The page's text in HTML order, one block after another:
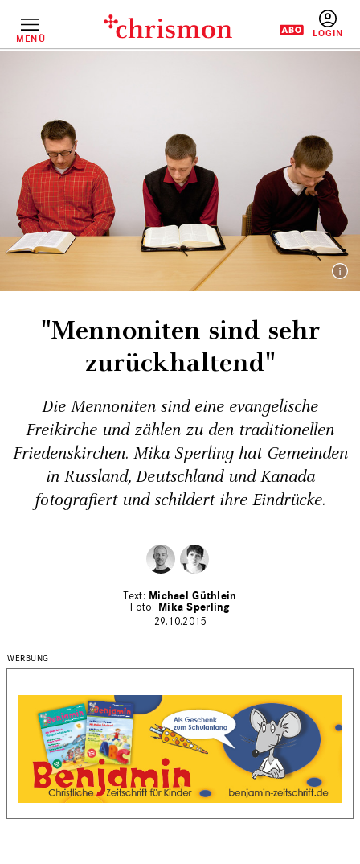
InhaltMENÜ
"Mennoniten sind sehr
zurückhaltend"
Die Mennoniten sind eine evangelische
Freikirche und zählen zu den traditionellen
Friedenskirchen. Mika Sperling hat Gemeinden
in Russland, Deutschland und Kanada
fotografiert und schildert ihre Eindrücke.
Michael Güthlein
Mika Sperling
29.10.2015